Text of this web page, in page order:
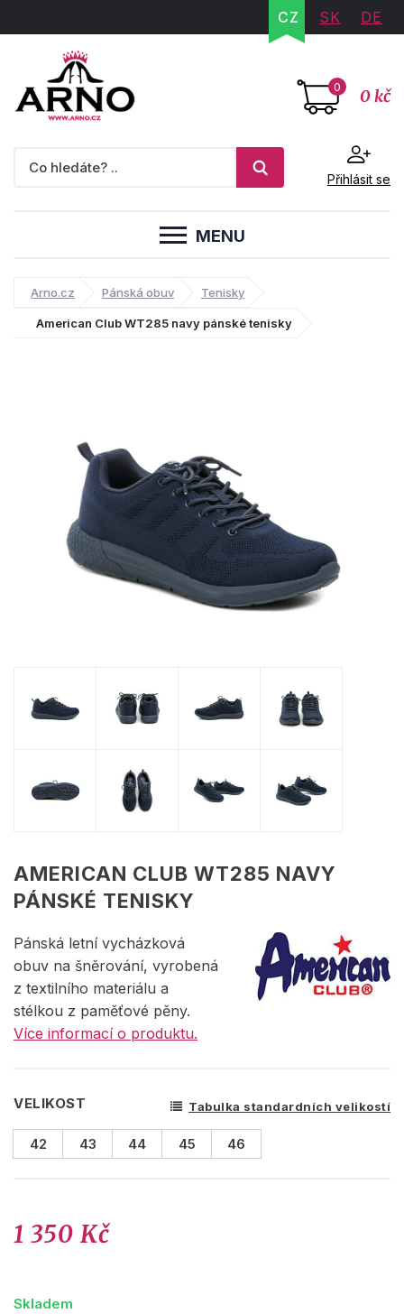
CZ SK DE
0 0 kč
Přihlásit se
MENU
Arno.cz Pánská obuv Tenisky
American Club WT285 navy pánské tenisky
AMERICAN CLUB WT285 NAVY
PÁNSKÉ TENISKY
Pánská letní vycházková
obuv na šněrování, vyrobená
z textilního materiálu a
stélkou z paměťové pěny.
Více informací o produktu.
VELIKOST Tabulka standardních velikostí
42 43 44 45 46
1 350 Kč
Skladem